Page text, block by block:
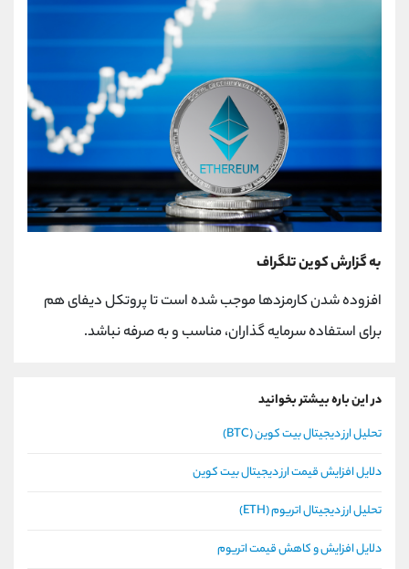
به گزارش کوین تلگراف
افزوده شدن کارمزدها موجب شده است تا پروتکل دیفای هم
برای استفاده سرمایه گذاران، مناسب و به صرفه نباشد.
در این باره بیشتر بخوانید
تحلیل ارز دیجیتال بیت کوین (BTC)
دلایل افزایش قیمت ارز دیجیتال بیت کوین
تحلیل ارز دیجیتال اتریوم (ETH)
دلایل افزایش و کاهش قیمت اتریوم